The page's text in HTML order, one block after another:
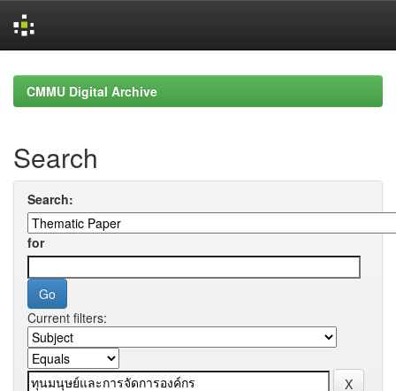
navigationCMMU Digital Archive
Search
Search:
for
Current filters: